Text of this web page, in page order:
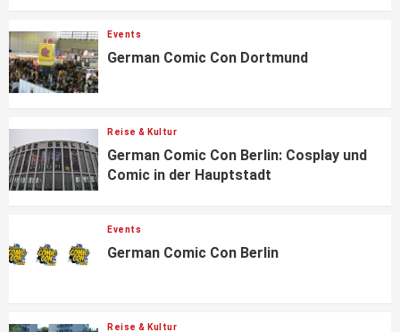
Events
German Comic Con Dortmund
Reise & Kultur
German Comic Con Berlin: Cosplay und
Comic in der Hauptstadt
Events
German Comic Con Berlin
Reise & Kultur